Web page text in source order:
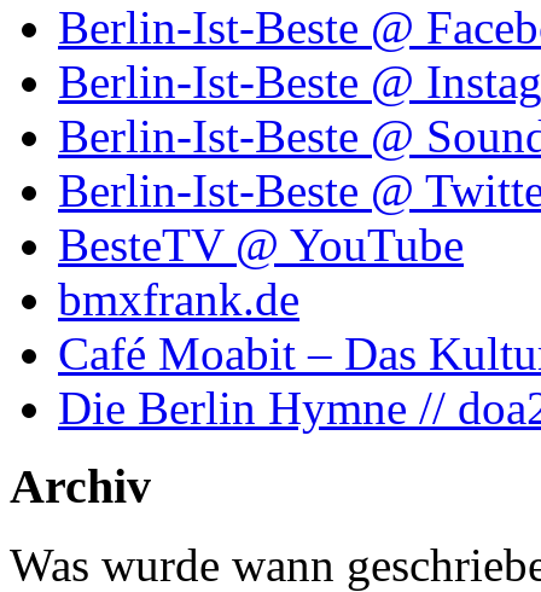
Berlin-Ist-Beste @
Berlin-Ist-Beste @
Berlin-Ist-Beste @
Berlin-Ist-Beste @
BesteTV @ YouTube
bmxfrank.de
Café Moabit – Das
Die Berlin Hymne //
Archiv
Was wurde wann